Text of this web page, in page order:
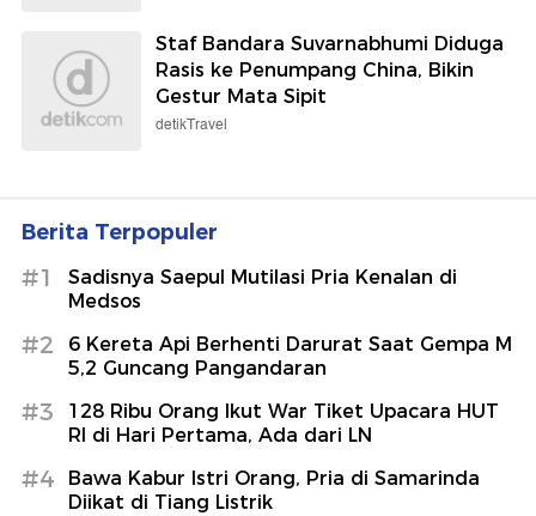
Staf Bandara Suvarnabhumi Diduga
Rasis ke Penumpang China, Bikin
Gestur Mata Sipit
detikTravel
Berita Terpopuler
#1
Sadisnya Saepul Mutilasi Pria Kenalan di
Medsos
#2
6 Kereta Api Berhenti Darurat Saat Gempa M
5,2 Guncang Pangandaran
#3
128 Ribu Orang Ikut War Tiket Upacara HUT
RI di Hari Pertama, Ada dari LN
#4
Bawa Kabur Istri Orang, Pria di Samarinda
Diikat di Tiang Listrik